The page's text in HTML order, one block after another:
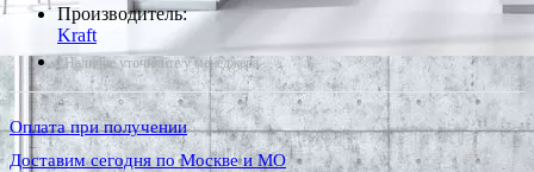
Производитель:
Kraft
*Наличие уточняйте у менеджера
Оплата при получении
Доставим сегодня по Москве и МО